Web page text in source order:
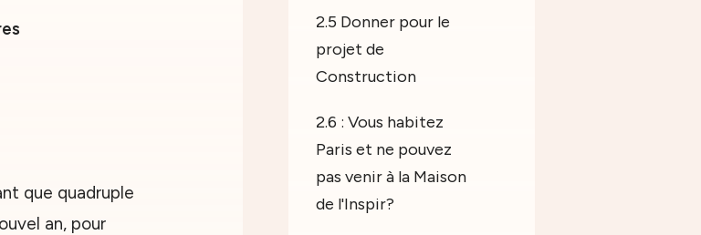
que quadruple
an, pour
2.5 Donner pour le
projet de
Construction
2.6 : Vous habitez
Paris et ne pouvez
pas venir à la Maison
de l'Inspir?